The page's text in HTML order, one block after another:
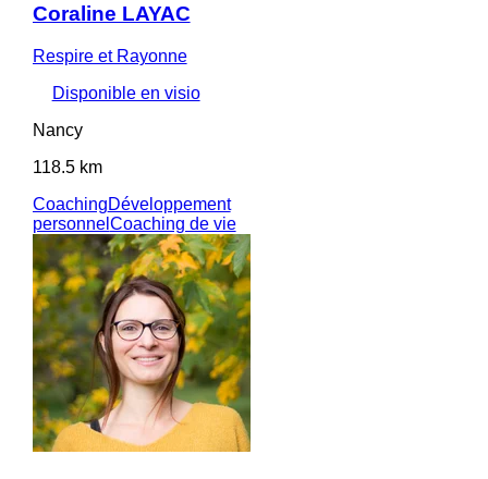
Coraline LAYAC
Respire et Rayonne
Disponible en visio
Nancy
118.5 km
CoachingDéveloppement
personnel Coaching de vie